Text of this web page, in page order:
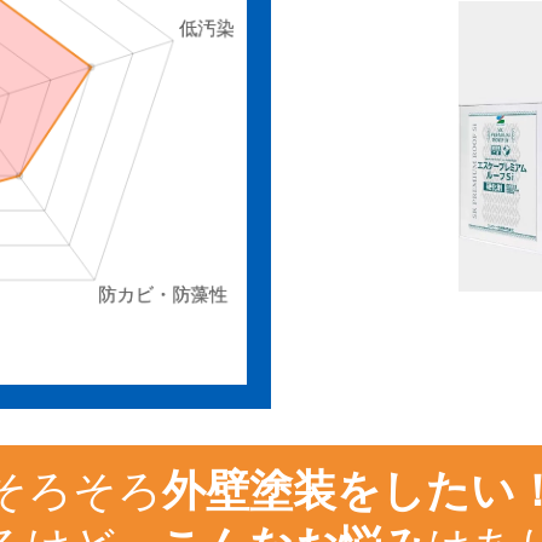
ろそろ外壁塗装をしたい